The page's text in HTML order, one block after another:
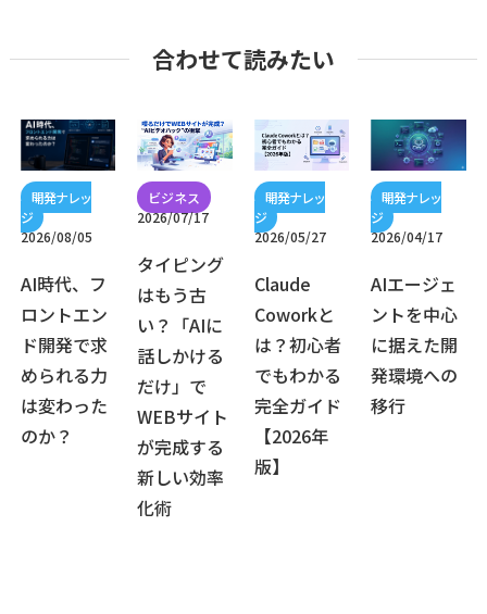
合わせて読みたい
2026/08/05
AI時代、フ
ロントエン
ド開発で求
められる力
は変わった
のか？
2026/07/17
タイピング
はもう古
い？「AIに
話しかける
だけ」で
WEBサイト
が完成する
新しい効率
化術
2026/05/27
Claude
Coworkと
は？初心者
でもわかる
完全ガイド
【2026年
版】
2026/04/17
AIエージェ
ントを中心
に据えた開
発環境への
移行